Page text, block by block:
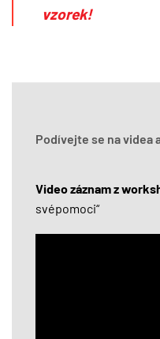
vzorek!
Podívejte se na videa
Video záznam z
svépomoci“